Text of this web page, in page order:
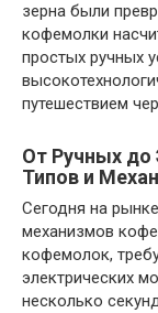
зерна были
кофемолки
простых ручных
путешествием
От Ручных до
Типов и
Сегодня на
механизмов
кофемолок,
электрических
несколько